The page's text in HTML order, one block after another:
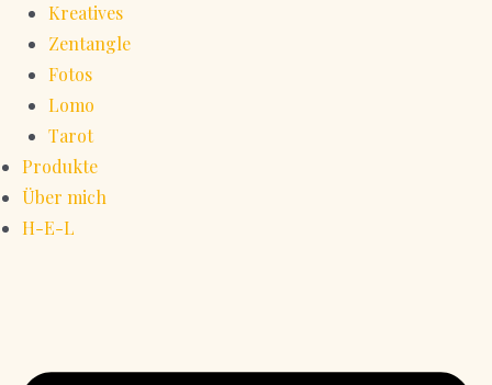
Kreatives
Zentangle
Fotos
Lomo
Tarot
Produkte
Über mich
H-E-L